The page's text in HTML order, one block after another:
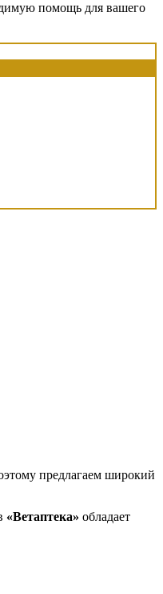
помощь для вашего
предлагаем широкий
«Ветаптека» обладает